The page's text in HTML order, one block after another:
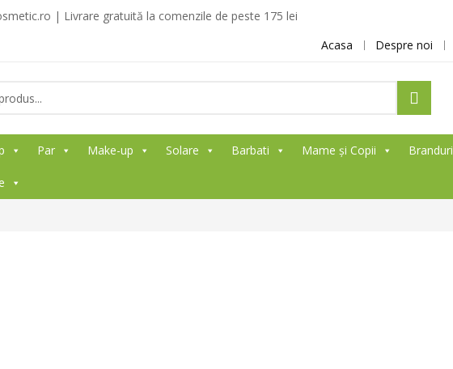
| Livrare gratuită la comenzile de peste 175 lei
Acasa
Despre noi
Par Make-up Solare Barbati Mame și Copii Branduri